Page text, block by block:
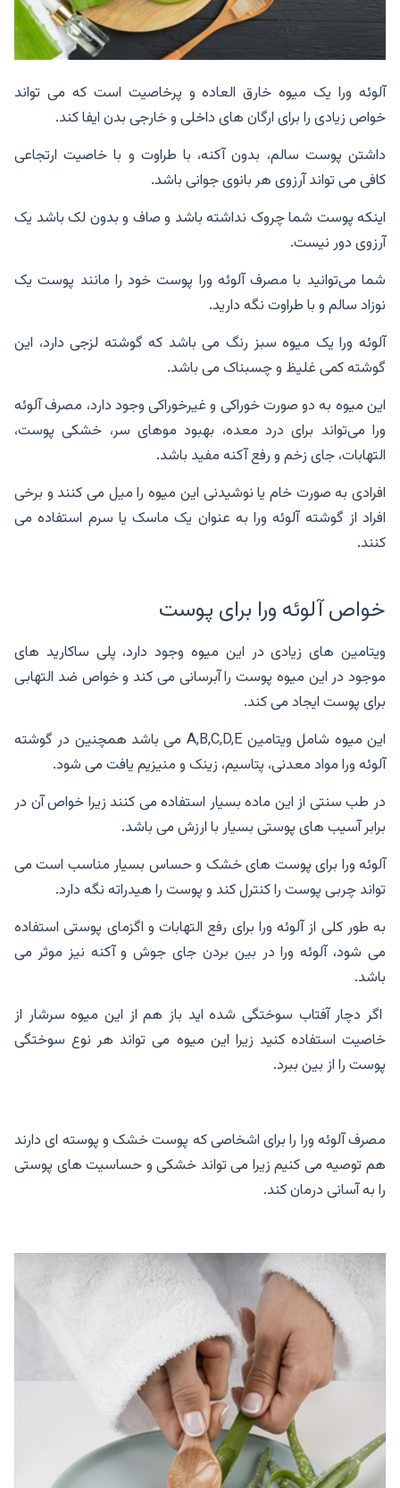
آلوئه ورا یک میوه خارق العاده و پرخاصیت است که می تواند
خواص زیادی را برای ارگان های داخلی و خارجی بدن ایفا کند.
داشتن پوست سالم، بدون آکنه، با طراوت و با خاصیت ارتجاعی
کافی می تواند آرزوی هر بانوی جوانی باشد.
اینکه پوست شما چروک نداشته باشد و صاف و بدون لک باشد یک
آرزوی دور نیست.
شما می‌توانید با مصرف آلوئه ورا پوست خود را مانند پوست یک
نوزاد سالم و با طراوت نگه دارید.
آلوئه ورا یک میوه سبز رنگ می باشد که گوشته لزجی دارد، این
گوشته کمی غلیظ و چسبناک می باشد.
این میوه به دو صورت خوراکی و غیرخوراکی وجود دارد، مصرف آلوئه
ورا می‌تواند برای درد معده، بهبود موهای سر، خشکی پوست،
التهابات، جای زخم و رفع آکنه مفید باشد.
افرادی به صورت خام یا نوشیدنی این میوه را میل می کنند و برخی
افراد از گوشته آلوئه ورا به عنوان یک ماسک یا سرم استفاده می
کنند.
خواص آلوئه ورا برای پوست
ویتامین های زیادی در این میوه وجود دارد، پلی ساکارید های
موجود در این میوه پوست را آبرسانی می کند و خواص ضد التهابی
برای پوست ایجاد می کند.
این میوه شامل ویتامین A,B,C,D,E می باشد همچنین در گوشته
آلوئه ورا مواد معدنی، پتاسیم، زینک و منیزیم یافت می شود.
در طب سنتی از این ماده بسیار استفاده می کنند زیرا خواص آن در
برابر آسیب های پوستی بسیار با ارزش می باشد.
آلوئه ورا برای پوست های خشک و حساس بسیار مناسب است می
تواند چربی پوست را کنترل کند و پوست را هیدراته نگه دارد.
به طور کلی از آلوئه ورا برای رفع التهابات و اگزمای پوستی استفاده
می شود، آلوئه ورا در بین بردن جای جوش و آکنه نیز موثر می
باشد.
اگر دچار آفتاب سوختگی شده اید باز هم از این میوه سرشار از
خاصیت استفاده کنید زیرا این میوه می تواند هر نوع سوختگی
پوست را از بین ببرد.
مصرف آلوئه ورا را برای اشخاصی که پوست خشک و پوسته ای دارند
هم توصیه می کنیم زیرا می تواند خشکی و حساسیت های پوستی
را به آسانی درمان کند.